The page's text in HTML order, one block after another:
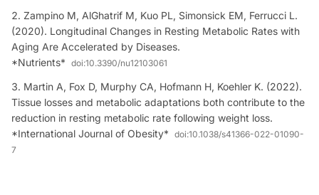
Zampino M, AlGhatrif M, Kuo PL, Simonsick EM, Ferrucci L.
(2020). Longitudinal Changes in Resting Metabolic Rates with
Aging Are Accelerated by Diseases.
*Nutrients* doi:10.3390/nu12103061
Martin A, Fox D, Murphy CA, Hofmann H, Koehler K. (2022).
Tissue losses and metabolic adaptations both contribute to the
reduction in resting metabolic rate following weight loss.
*International Journal of Obesity* doi:10.1038/s41366-022-01090-
7